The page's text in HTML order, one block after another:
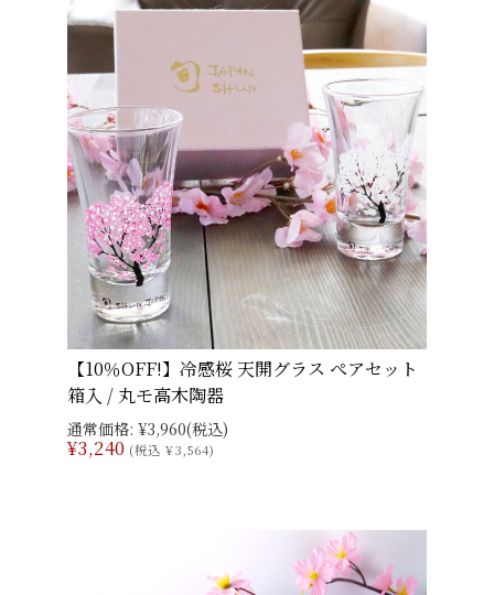
【10％OFF!】冷感桜 天開グラス ぺアセット
箱入 / 丸モ高木陶器
通常価格: ¥3,960(税込)
¥3,240 (税込 ¥3,564)